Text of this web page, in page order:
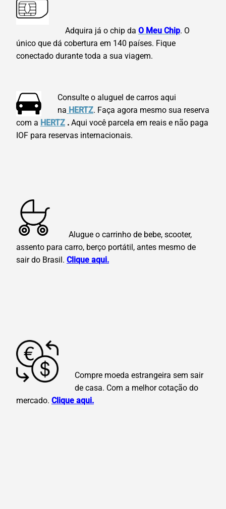
Adquira já o chip da O Meu Chip. O
único que dá cobertura em 140 países. Fique
conectado durante toda a sua viagem.
Consulte o aluguel de carros aqui
na HERTZ. Faça agora mesmo sua reserva
com a HERTZ . Aqui você parcela em reais e não paga
IOF para reservas internacionais.
Alugue o carrinho de bebe, scooter,
assento para carro, berço portátil, antes mesmo de
sair do Brasil. Clique aqui.
Compre moeda estrangeira sem sair
de casa. Com a melhor cotação do
mercado. Clique aqui.